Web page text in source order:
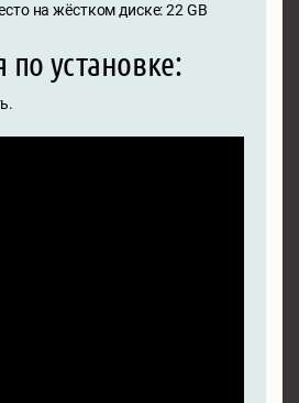
на жёстком диске: 22 GB
по установке: